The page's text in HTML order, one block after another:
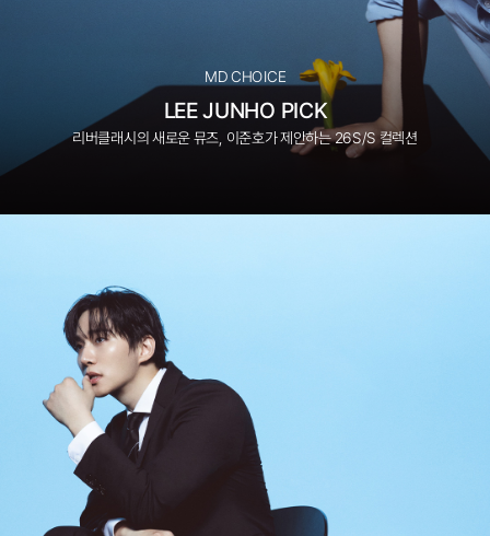
MD CHOICE
LEE JUNHO PICK
리버클래시의 새로운 뮤즈, 이준호가 제안하는 26S/S 컬렉션